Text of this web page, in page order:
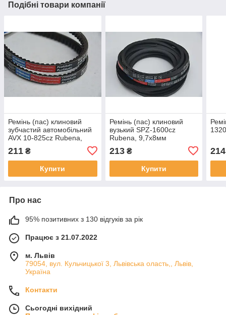
Подібні товари компанії
Ремінь (пас) клиновий
зубчастий автомобільний
AVX 10-825cz Rubena,
211 ₴
Купити
Ремінь (пас) клиновий
вузький SPZ-1600cz
Rubena, 9,7х8мм
213₴
Купити
214
Про нас
95% позитивних з 130 відгуків за рік
Працює з 21.07.2022
м. Львів
79054, вул. Кульчицької 3, Львівська оласть,, Львів,
Україна
Контакти
Сьогодні вихідний